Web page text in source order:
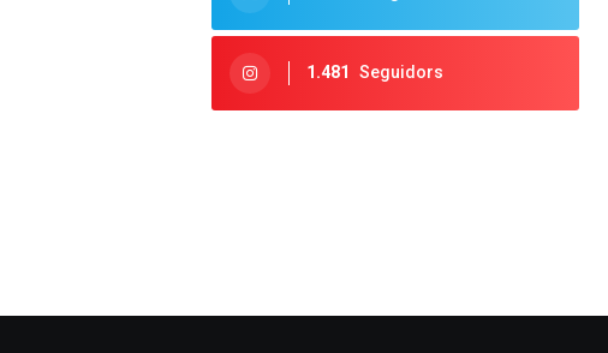
1.481 Seguidors